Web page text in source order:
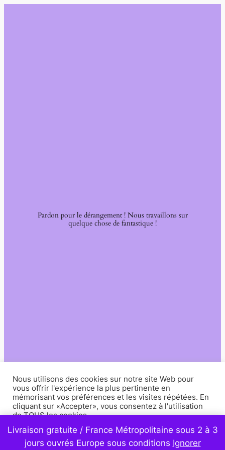
Livraison gratuite / France Métropolitaine sous 2 à 3
jours ouvrés Europe sous conditions Ignorer
Pardon pour le dérangement ! Nous travaillons sur
quelque chose de fantastique !
Nous utilisons des cookies sur notre site Web pour
vous offrir l'expérience la plus pertinente en
mémorisant vos préférences et les visites répétées. En
cliquant sur «Accepter», vous consentez à l'utilisation
de TOUS les cookies.
Paramètres Accepter